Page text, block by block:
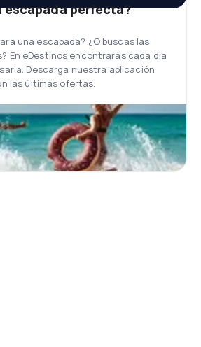
escapada perfecta?
una escapada? ¿O buscas las
En eDestinos encontrarás cada día
Descarga nuestra aplicación
las últimas ofertas.